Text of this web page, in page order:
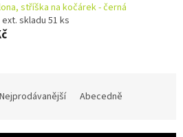
stříška na kočárek - černá
skladu 51 ks
Nejprodávanější Abecedně